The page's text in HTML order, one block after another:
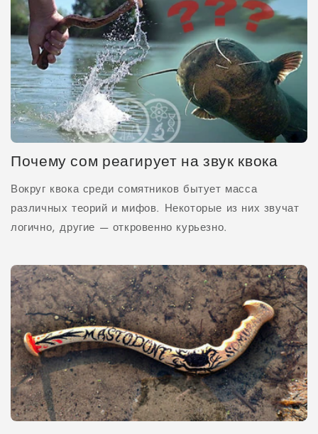
Почему сом реагирует на звук квока
Вокруг квока среди сомятников бытует масса
различных теорий и мифов. Некоторые из них звучат
логично, другие — откровенно курьезно.